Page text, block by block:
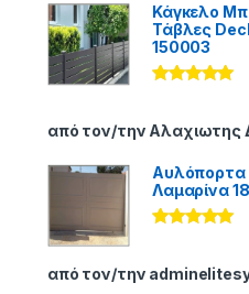
Κάγκελο
Τάβλες
150003
5
από τον/την Αλαχιωτης
Αυλόπορτα
Λαμαρίνα
5
από τον/την